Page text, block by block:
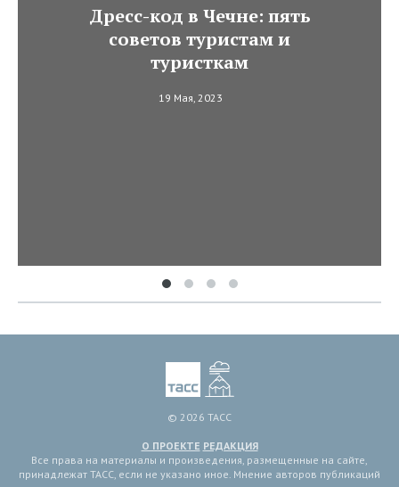
Дресс-код в Чечне: пять
советов туристам и
туристкам
19 Мая, 2023
© 2026 ТАСС
О ПРОЕКТЕ РЕДАКЦИЯ
Все права на материалы и произведения, размещенные на сайте,
принадлежат ТАСС, если не указано иное. Мнение авторов публикаций